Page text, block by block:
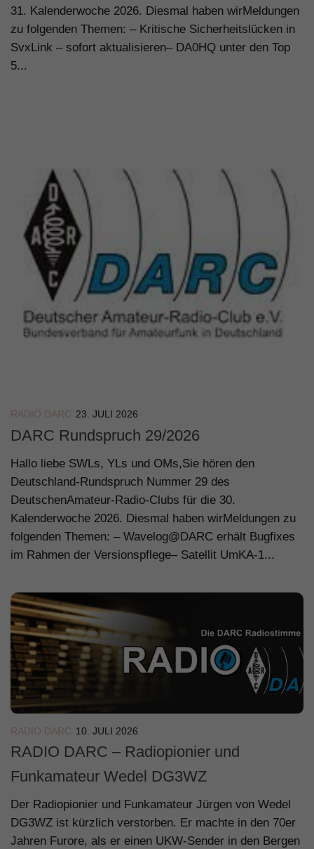
31. Kalenderwoche 2026. Diesmal haben wirMeldungen
zu folgenden Themen: – Kritische Sicherheitslücken in
SvxLink – sofort aktualisieren– DA0HQ unter den Top
5...
RADIO DARC 23. JULI 2026
DARC Rundspruch 29/2026
Hallo liebe SWLs, YLs und OMs,Sie hören den
Deutschland-Rundspruch Nummer 29 des
DeutschenAmateur-Radio-Clubs für die 30.
Kalenderwoche 2026. Diesmal haben wirMeldungen zu
folgenden Themen: – Wavelog@DARC erhält Bugfixes
im Rahmen der Versionspflege– Satellit UmKA-1...
RADIO DARC 10. JULI 2026
RADIO DARC – Radiopionier und
Funkamateur Wedel DG3WZ
Der Radiopionier und Funkamateur Jürgen von Wedel
DG3WZ ist kürzlich verstorben. Er machte in den 70er
Jahren Furore, als er einen UKW-Sender in den Bergen